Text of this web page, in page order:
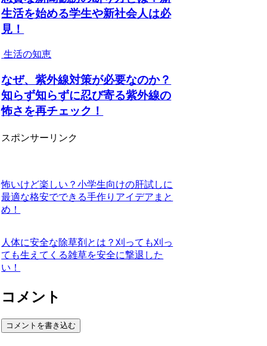
生活を始める学生や新社会人は必
見！
生活の知恵
なぜ、紫外線対策が必要なのか？
知らず知らずに忍び寄る紫外線の
怖さを再チェック！
スポンサーリンク
怖いけど楽しい？小学生向けの肝試しに
最適な格安でできる手作りアイデアまと
め！
人体に安全な除草剤とは？刈っても刈っ
ても生えてくる雑草を安全に撃退した
い！
コメント
コメントを書き込む